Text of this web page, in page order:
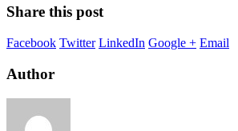
Share this post
Facebook Twitter LinkedIn Google + Email
Author